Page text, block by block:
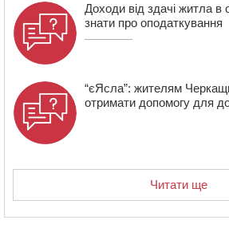
Доходи від здачі житла в
знати про оподаткування
“єЯсла”: жителям
отримати допомогу для
Читати ще